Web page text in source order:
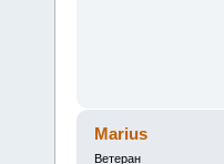
Marius
Ветеран